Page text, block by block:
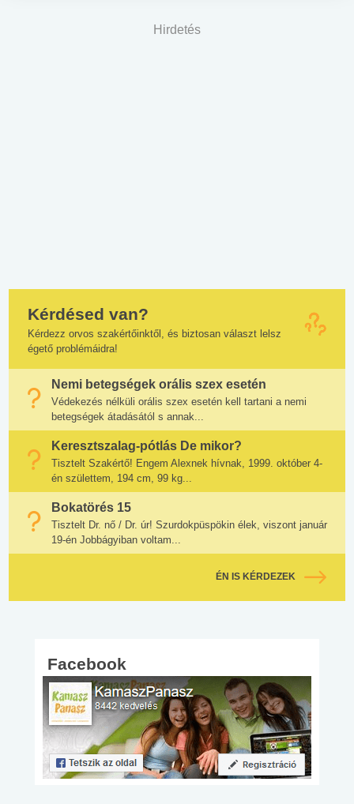
Hirdetés
Kérdésed van?
Kérdezz orvos szakértőinktől, és biztosan választ lelsz
égető problémáidra!
Nemi betegségek orális szex esetén
Védekezés nélküli orális szex esetén kell tartani a nemi
betegségek átadásától s annak...
Keresztszalag-pótlás De mikor?
Tisztelt Szakértő! Engem Alexnek hívnak, 1999. október 4-
én születtem, 194 cm, 99 kg...
Bokatörés 15
Tisztelt Dr. nő / Dr. úr! Szurdokpüspökin élek, viszont január
19-én Jobbágyiban voltam...
ÉN IS KÉRDEZEK
Facebook